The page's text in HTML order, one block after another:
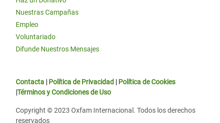
Nuestras Campañas
Empleo
Voluntariado
Difunde Nuestros Mensajes
Contacta | Política de Privacidad | Política de Cookies
|Términos y Condiciones de Uso
Copyright © 2023 Oxfam Internacional. Todos los derechos
reservados